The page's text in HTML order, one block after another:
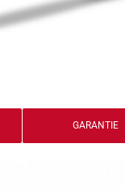
GARANTIE